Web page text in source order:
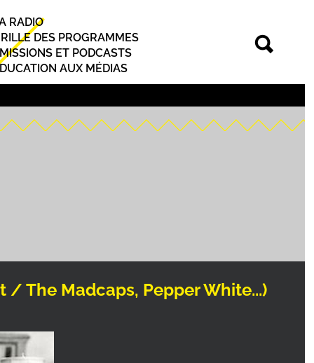
RADIO
DES PROGRAMMES
ET PODCASTS
AUX MÉDIAS
/ The Madcaps, Pepper White...)